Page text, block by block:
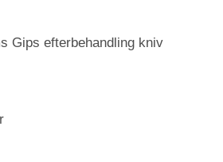
Gips efterbehandling kniv